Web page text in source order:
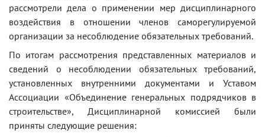
рассмотрели дела о применении мер дисциплинарного
воздействия в отношении членов саморегулируемой
организации за несоблюдение обязательных требований.
По итогам рассмотрения представленных материалов и
сведений о несоблюдении обязательных требований,
установленных внутренними документами и Уставом
Ассоциации «Объединение генеральных подрядчиков в
строительстве», Дисциплинарной комиссией были
приняты следующие решения: